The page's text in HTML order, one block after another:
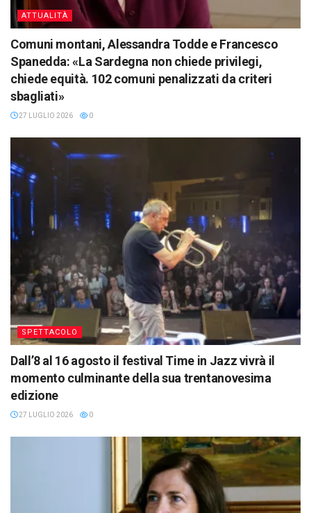
ATTUALITÀ
Comuni montani, Alessandra Todde e Francesco
Spanedda: «La Sardegna non chiede privilegi,
chiede equità. 102 comuni penalizzati da criteri
sbagliati»
27 LUGLIO 2026 0
SPETTACOLO
Dall’8 al 16 agosto il festival Time in Jazz vivrà il
momento culminante della sua trentanovesima
edizione
27 LUGLIO 2026 0